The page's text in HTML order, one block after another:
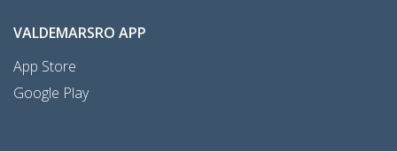
VALDEMARSRO APP
App Store
Google Play